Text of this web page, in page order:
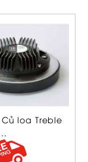
Củ loa Treble